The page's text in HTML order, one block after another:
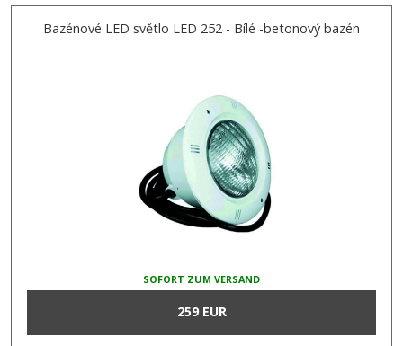
Bazénové LED světlo LED 252 - Bílé -betonový bazén
SOFORT ZUM VERSAND
259 EUR